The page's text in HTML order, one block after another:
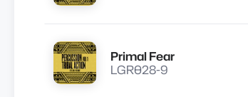
Lire
Primal Fear
LGR028-9